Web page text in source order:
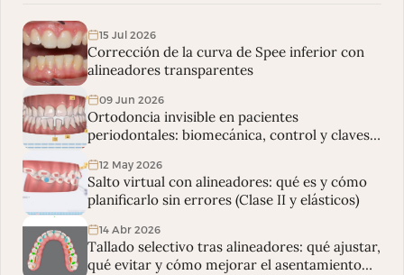
15 Jul 2026
Corrección de la curva de Spee inferior con
alineadores transparentes
09 Jun 2026
Ortodoncia invisible en pacientes
periodontales: biomecánica, control y claves
12 May 2026
Salto virtual con alineadores: qué es y cómo
planificarlo sin errores (Clase II y elásticos)
14 Abr 2026
Tallado selectivo tras alineadores: qué ajustar,
qué evitar y cómo mejorar el asentamiento